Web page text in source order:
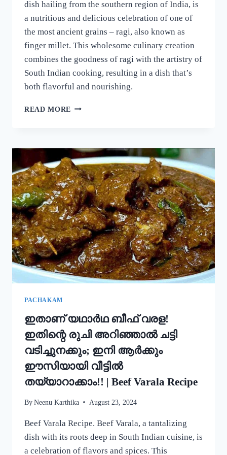
dish hailing from the southern region of India, is
a nutritious and delicious celebration of one of
the most ancient grains – ragi, also known as
finger millet. This wholesome culinary creation
combines the goodness of ragi with the artistry of
South Indian cooking, resulting in a dish that’s
both flavorful and nourishing.
READ MORE റാഗി
രുചി
കൂടാനും
ഈ
ഒരു
പൊടികൈ
ചെയ്യൂ!
പഞ്ഞിക്കെട്ട്
പോലെ
ഒരു
റാഗി
പുട്ട്!
|
SPECIAL
PACHAKAM
ഇതാണ് യഥാർഥ ബീഫ് വരള!
ഇതിന്റെ രുചി അറിഞ്ഞാൽ ചട്ടി
വടിച്ചുനക്കും; ഇനി ആർക്കും
ഈസിയായി വീട്ടിൽ
തയ്യാറാക്കാം!! | Beef Varala Recipe
By Neenu Karthika August 23, 2024
Beef Varala Recipe. Beef Varala, a tantalizing
dish with its roots deep in South Indian cuisine, is
a celebration of flavors and spices. This